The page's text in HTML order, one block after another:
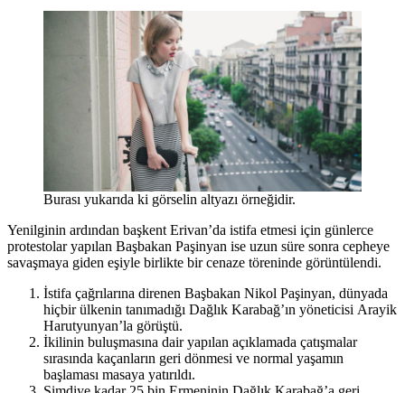
Burası yukarıda ki görselin altyazı örneğidir.
Yenilginin ardından başkent Erivan’da istifa etmesi için günlerce
protestolar yapılan Başbakan Paşinyan ise uzun süre sonra cepheye
savaşmaya giden eşiyle birlikte bir cenaze töreninde görüntülendi.
İstifa çağrılarına direnen Başbakan Nikol Paşinyan, dünyada
hiçbir ülkenin tanımadığı Dağlık Karabağ’ın yöneticisi Arayik
Harutyunyan’la görüştü.
İkilinin buluşmasına dair yapılan açıklamada çatışmalar
sırasında kaçanların geri dönmesi ve normal yaşamın
başlaması masaya yatırıldı.